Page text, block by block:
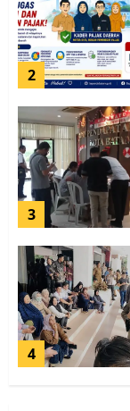
2
3
4